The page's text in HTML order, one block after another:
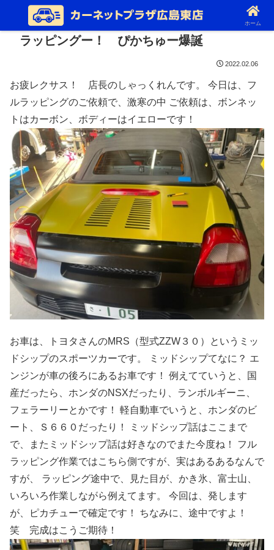
ラッピングー！ ぴかちゅー爆誕
2022.02.06
お疲レクサス！ 店長のしゃっくれんです。 今日は、フ
ルラッピングのご依頼で、激寒の中 ご依頼は、ボンネッ
トはカーボン、ボディーはイエローです！
お車は、トヨタさんのMRS（型式ZZW３０）というミッ
ドシップのスポーツカーです。 ミッドシップてなに？ エ
ンジンが車の後ろにあるお車です！ 例えてていうと、国
産だったら、ホンダのNSXだったり、ランボルギーニ、
フェラーリーとかです！ 軽自動車でいうと、ホンダのビ
ート、Ｓ６６０だったり！ ミッドシップ話はここまで
で、またミッドシップ話は好きなのでまた今度ね！ フル
ラッピング作業ではこちら側ですが、実はあるあるなんで
すが、 ラッピング途中で、見た目が、かき氷、富士山、
いろいろ作業しながら例えてます。 今回は、発します
が、ピカチューで確定です！ ちなみに、途中ですよ！
笑 完成はこうご期待！
ホーム